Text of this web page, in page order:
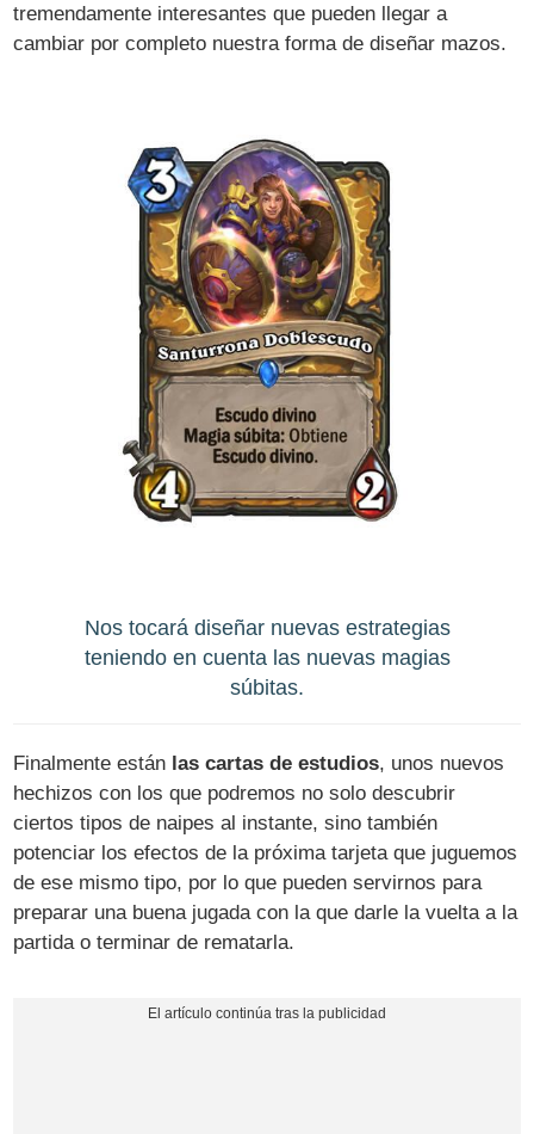
tremendamente interesantes que pueden llegar a
cambiar por completo nuestra forma de diseñar mazos.
Nos tocará diseñar nuevas estrategias
teniendo en cuenta las nuevas magias
súbitas.
Finalmente están las cartas de estudios, unos nuevos
hechizos con los que podremos no solo descubrir
ciertos tipos de naipes al instante, sino también
potenciar los efectos de la próxima tarjeta que juguemos
de ese mismo tipo, por lo que pueden servirnos para
preparar una buena jugada con la que darle la vuelta a la
partida o terminar de rematarla.